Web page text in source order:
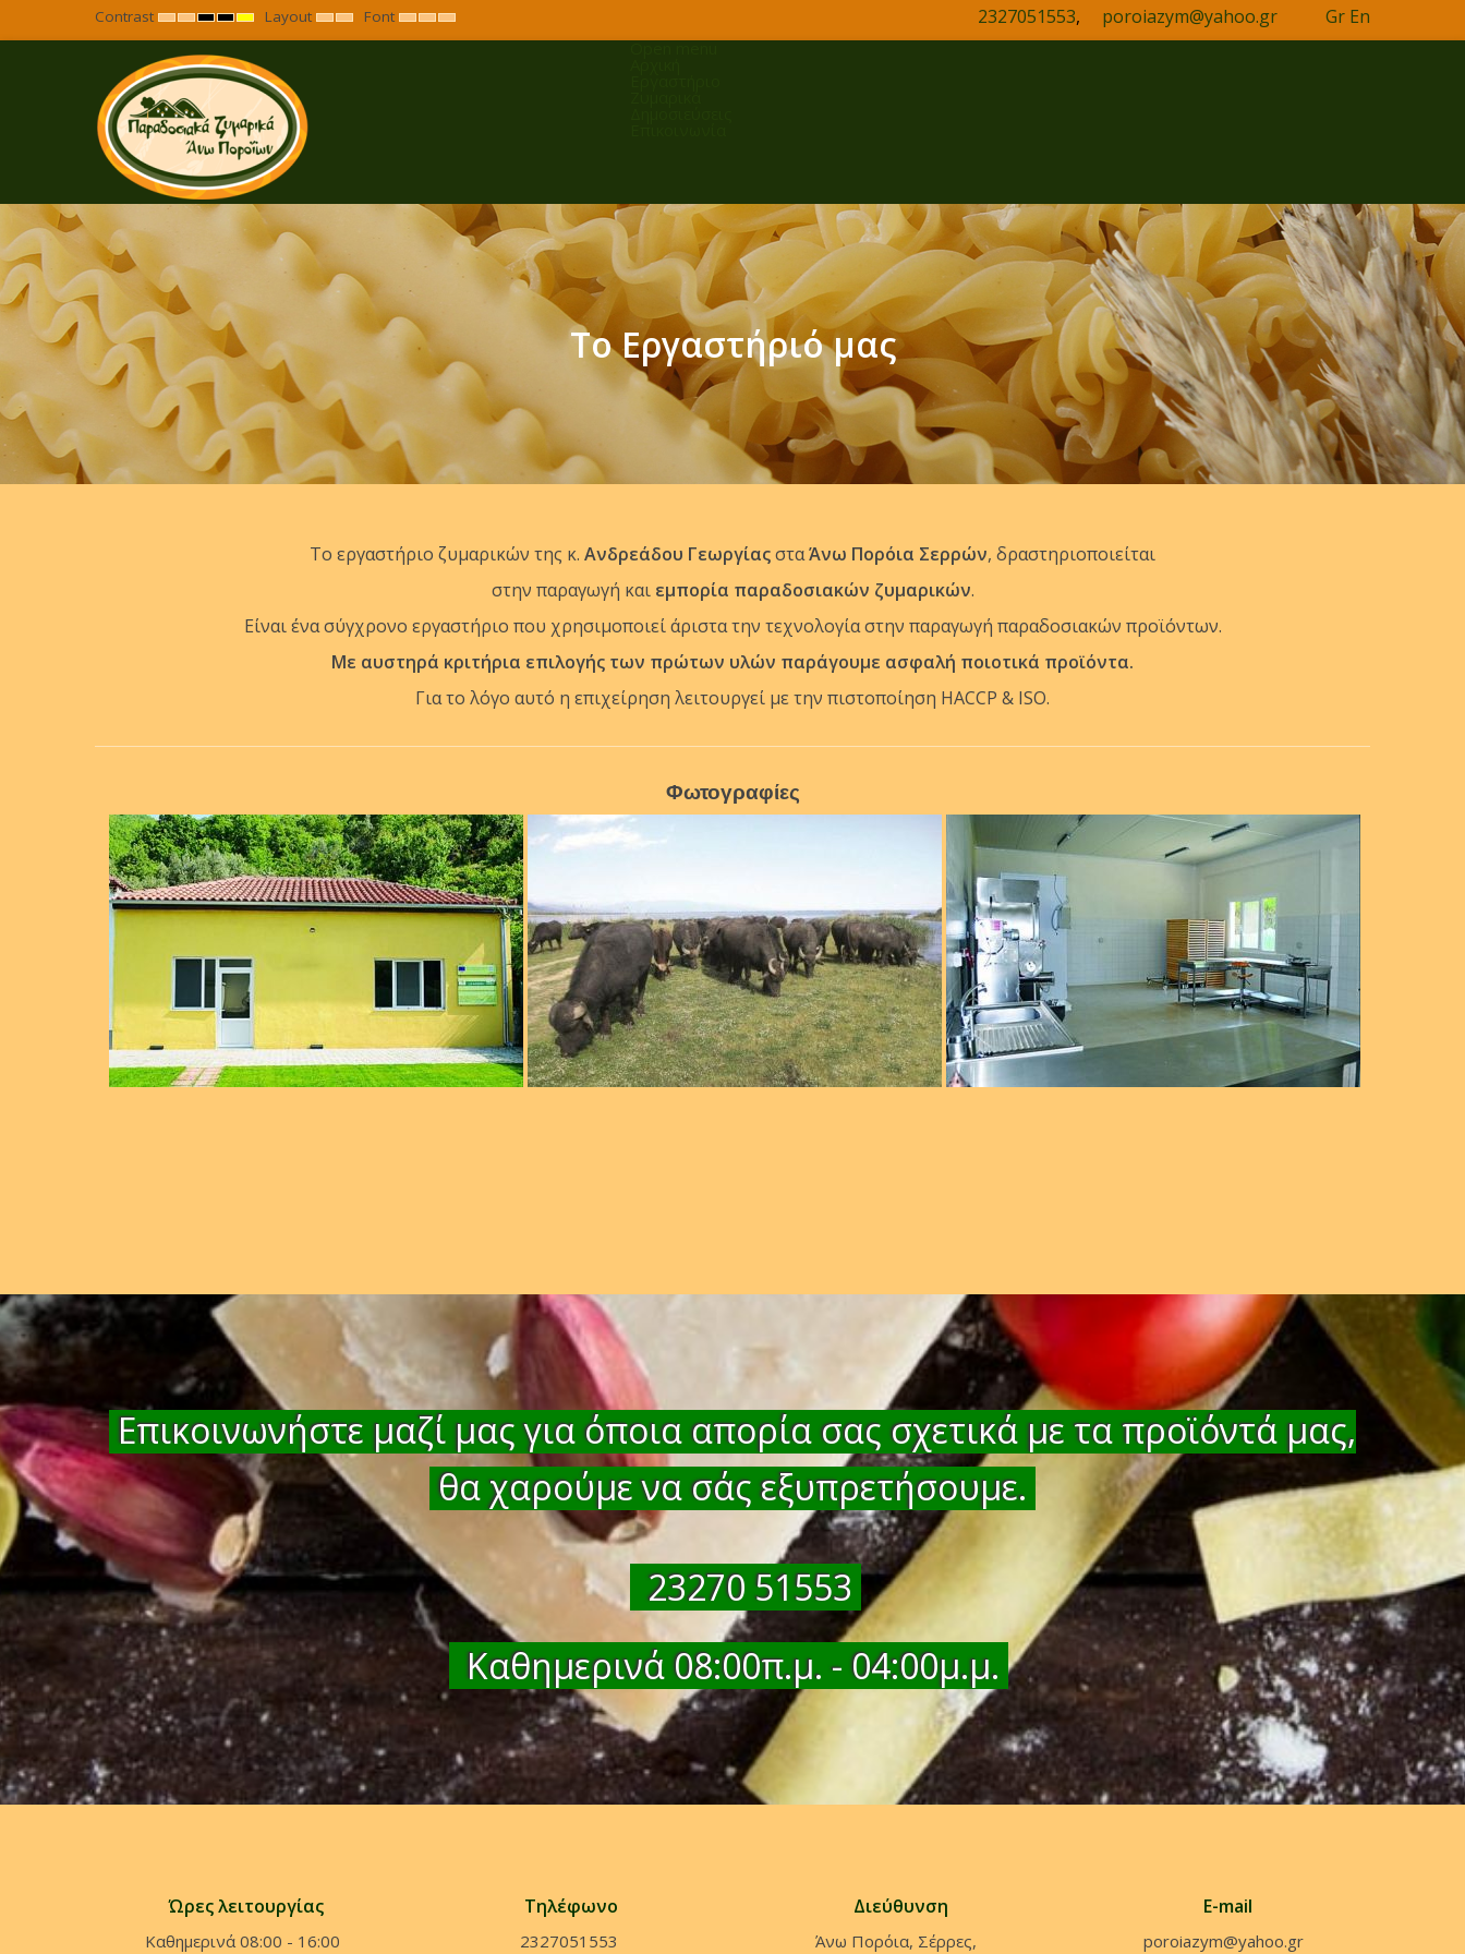
Contrast Default
mode
Night
mode
High
Contrast
Black
White
mode
High
Contrast
Black
Yellow
mode
High
Contrast
Black
mode
Layout Fixed
layout
Wide
layout
Font Set
Smaller
Set
Default
Set
Larger
2327051553, poroiazym@yahoo.gr Gr Εn
Το Εργαστήριό μας
Το εργαστήριο ζυμαρικών της κ. Ανδρεάδου ΓεωργίαςσταΆνω Πορόια Σερρών, δραστηριοποιείται
στην παραγωγή και εμπορία παραδοσιακών ζυμαρικών.
Είναι ένα σύγχρονο εργαστήριο που χρησιμοποιεί άριστα την τεχνολογία στην παραγωγή παραδοσιακών προϊόντων.
Με αυστηρά κριτήρια επιλογής των πρώτων υλών παράγουμε ασφαλή ποιοτικά προϊόντα.
Για το λόγο αυτό η επιχείρηση λειτουργεί με την πιστοποίηση HACCP & ISO.
Φωτογραφίες
Επικοινωνήστε μαζί μας για όποια απορία σας σχετικά με τα προϊόντά μας,
θα χαρούμε να σάς εξυπρετήσουμε.
23270 51553
Καθημερινά 08:00π.μ. - 04:00μ.μ.
Ώρες λειτουργίας
Καθημερινά 08:00 - 16:00
Τηλέφωνο
2327051553
Διεύθυνση
Άνω Πορόια, Σέρρες,
E-mail
poroiazym@yahoo.gr